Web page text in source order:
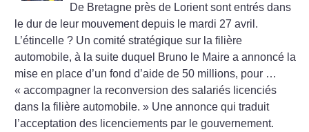
De Bretagne près de Lorient sont entrés dans
le dur de leur mouvement depuis le mardi 27 avril.
L’étincelle ? Un comité stratégique sur la filière
automobile, à la suite duquel Bruno le Maire a annoncé la
mise en place d’un fond d’aide de 50 millions, pour …
« accompagner la reconversion des salariés licenciés
dans la filière automobile. » Une annonce qui traduit
l’acceptation des licenciements par le gouvernement.